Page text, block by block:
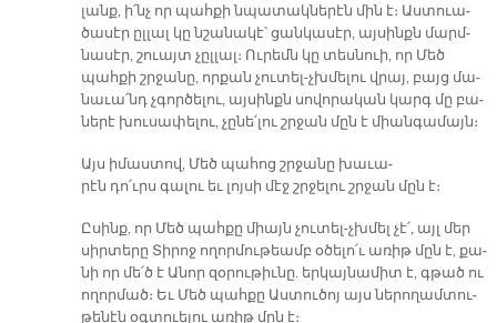
լանք, ի՛նչ որ պահ­քի նպա­տակ­նե­րէն մին է։ Աս­տուա­
ծա­սէր ըլ­լալ կը նշա­նա­կէ՝ ցան­կա­սէր, այ­սինքն մարմ­
նա­սէր, շուայտ չըլ­լալ։ Ու­րեմն կը տես­նուի, որ Մեծ
պահ­քի շրջա­նը, որ­քան չու­տել-չխմե­լու վրայ, բայց մա­
նա­ւա՛նդ չգոր­ծե­լու, այ­սինքն սո­վո­րա­կան կարգ մը բա­
նե­րէ խու­սա­փե­լու, չը­նե՛­լու շրջան մըն է միան­գա­մայն։
Այս ի­մաս­տով, Մեծ պա­հոց շրջա­նը խա­ւա­
րէն դո՛ւրս գա­լու եւ լոյ­սի մէջ շրջե­լու շրջան մըն է։
Ը­սինք, որ Մեծ պահ­քը միայն չու­տել-չխմել չէ՛, այլ մեր
սիր­տե­րը Տի­րոջ ո­ղոր­մու­թեամբ օ­ծե­լո՛ւ ա­ռիթ մըն է, քա­
նի որ մե՛ծ է Ա­նոր զօ­րու­թիւ­նը. եր­կայ­նա­միտ է, գթած ու
ո­ղոր­մած։ Եւ Մեծ պահ­քը Աս­տու­ծոյ այս նե­րո­ղամ­տու­
թե­նէն օգ­տուե­լու ա­ռիթ մըն է։